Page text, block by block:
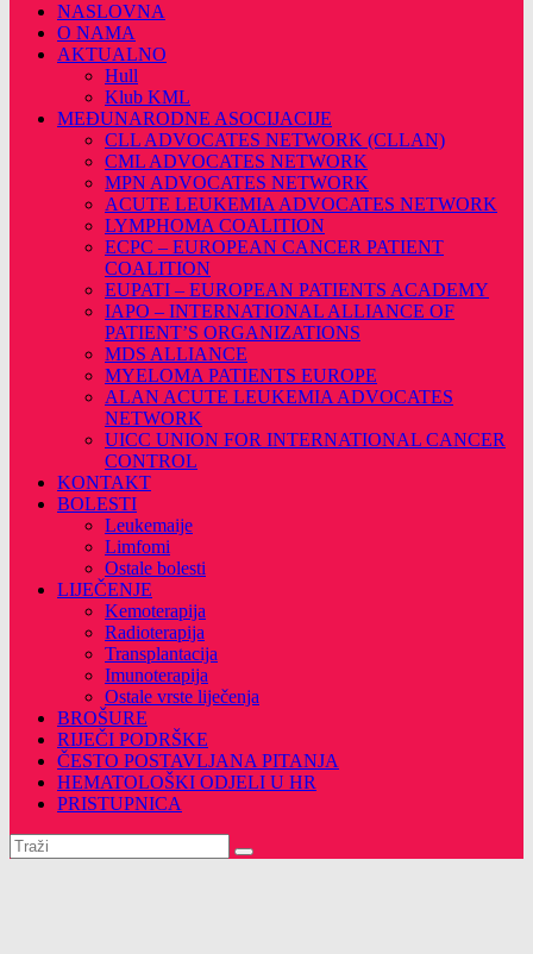
stranicu
NASLOVNA
O NAMA
AKTUALNO
Hull
Klub KML
MEĐUNARODNE ASOCIJACIJE
CLL ADVOCATES NETWORK (CLLAN)
CML ADVOCATES NETWORK
MPN ADVOCATES NETWORK
ACUTE LEUKEMIA ADVOCATES NETWORK
LYMPHOMA COALITION
ECPC – EUROPEAN CANCER PATIENT
COALITION
EUPATI – EUROPEAN PATIENTS ACADEMY
IAPO – INTERNATIONAL ALLIANCE OF
PATIENT’S ORGANIZATIONS
MDS ALLIANCE
MYELOMA PATIENTS EUROPE
ALAN ACUTE LEUKEMIA ADVOCATES
NETWORK
UICC UNION FOR INTERNATIONAL CANCER
CONTROL
KONTAKT
BOLESTI
Leukemaije
Limfomi
Ostale bolesti
LIJEČENJE
Kemoterapija
Radioterapija
Transplantacija
Imunoterapija
Ostale vrste liječenja
BROŠURE
RIJEČI PODRŠKE
ČESTO POSTAVLJANA PITANJA
HEMATOLOŠKI ODJELI U HR
PRISTUPNICA